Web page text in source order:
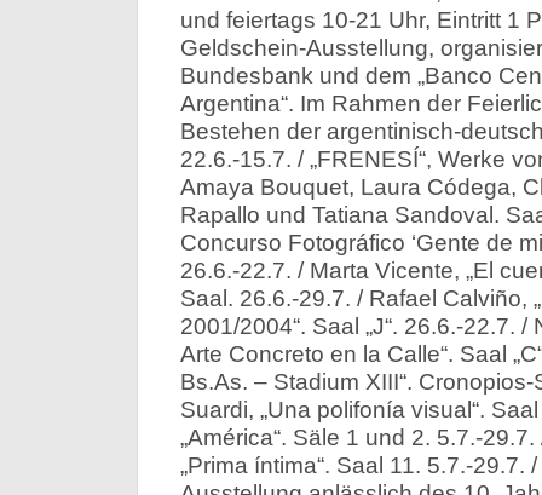
und feiertags 10-21 Uhr, Eintritt 1
Geldschein-Ausstellung,
Bundesbank und dem „Banco
Argentina“. Im Rahmen der
Bestehen der argentinisch-
22.6.-15.7. / „FRENESÍ“, Werke
Amaya Bouquet, Laura Códega,
Rapallo und Tatiana Sandoval.
Concurso Fotográfico ‘Gente de
26.6.-22.7. / Marta Vicente, „El
Saal. 26.6.-29.7. / Rafael Calviño,
2001/2004“. Saal „J“. 26.6.-22.7. /
Arte Concreto en la Calle“. Saal
Bs.As. – Stadium XIII“.
Suardi, „Una polifonía visual“.
„América“. Säle 1 und 2. 5.7.-
„Prima íntima“. Saal 11. 5.7.-